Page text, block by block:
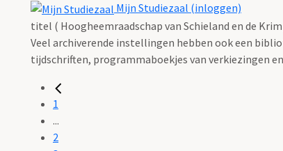
Mijn Studiezaal (inloggen)
titel ( Hoogheemraadschap van Schieland en de
Veel archiverende instellingen hebben ook een
tijdschriften, programmaboekjes van verkiezingen
1
...
2